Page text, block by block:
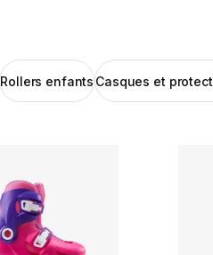
Rollers enfants Casques et